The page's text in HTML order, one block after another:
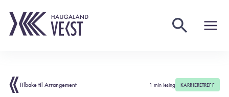
Tilbake til Arrangement 1 min lesing KARRIERETREFF